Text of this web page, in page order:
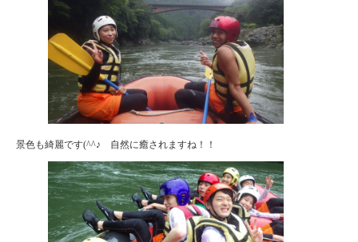
景色も綺麗です(^^♪ 自然に癒されますね！！